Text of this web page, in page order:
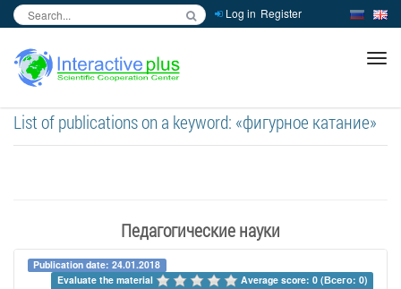
Log in Register
List of publications on a keyword: «фигурное катание»
Педагогические науки
Publication date: 24.01.2018
Evaluate the material
Average score: 0 (Всего: 0)